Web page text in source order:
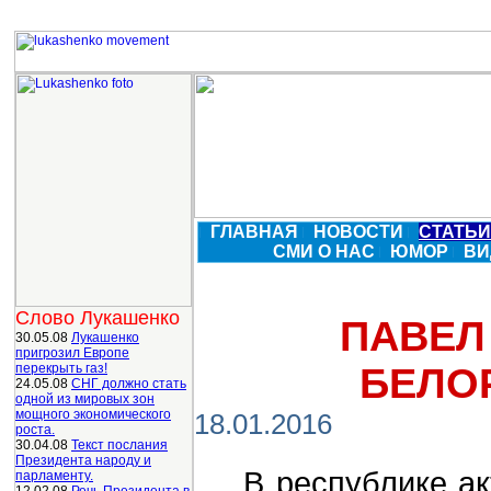
Слово Лукашенко
30.05.08 Лукашенко
пригрозил Европе
перекрыть газ!
24.05.08 СНГ должно стать
одной из мировых зон
мощного экономического
роста.
30.04.08 Текст послания
Президента народу и
парламенту.
ГЛАВНАЯ НОВОСТИ
СМИ О НАС
ЮМОР
18.01.2016
В республике